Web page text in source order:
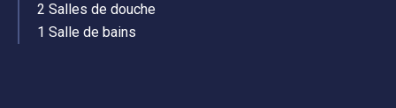
2 Salles de douche
1 Salle de bains